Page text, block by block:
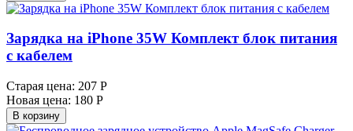
Зарядка на iPhone 35W Комплект блок питания
с кабелем
Старая цена: 207 Р
Новая цена: 180 Р
В корзину